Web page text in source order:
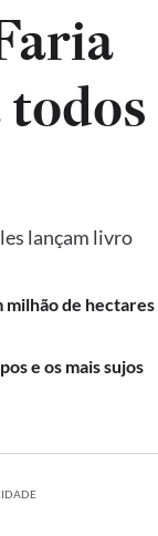
lançam livro
milhão de hectares
e os mais sujos